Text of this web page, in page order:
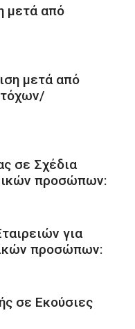
μετά από
μετά από
σε Σχέδια
προσώπων:
για
προσώπων:
σε Εκούσιες